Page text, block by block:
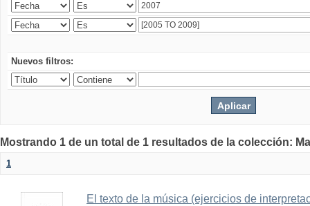
Nuevos filtros:
Mostrando 1 de un total de 1 resultados de la colección:
1
El texto de la música (ejercicios de